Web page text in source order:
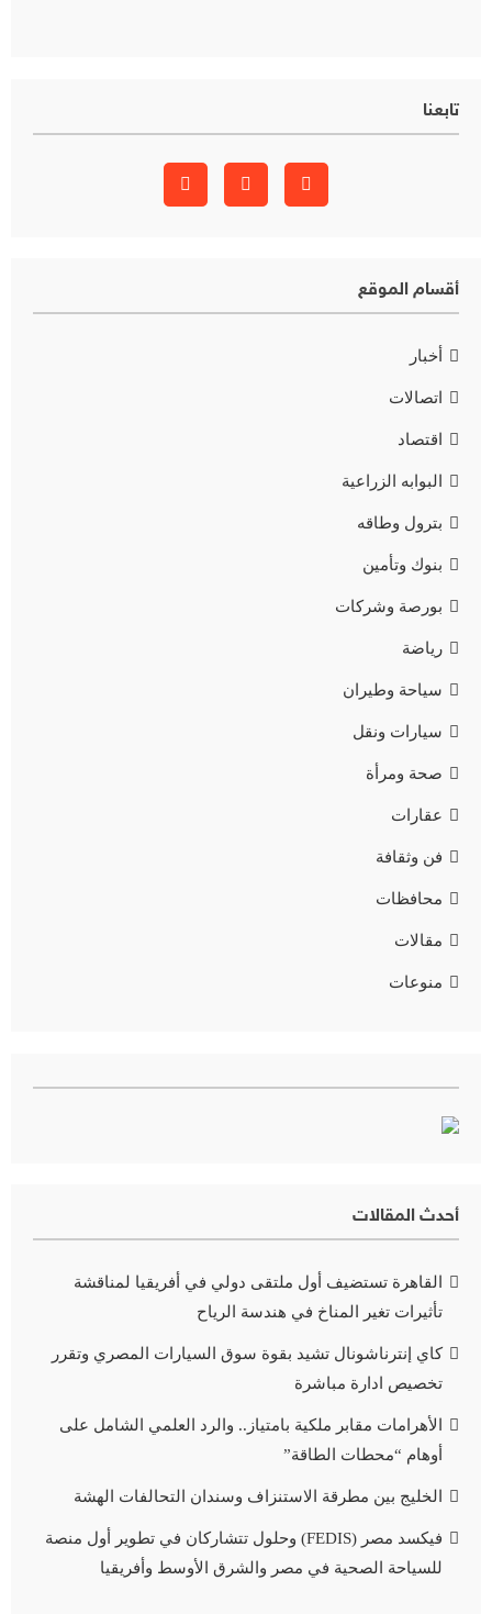
تابعنا
أقسام الموقع
أخبار
اتصالات
اقتصاد
البوابه الزراعية
بترول وطاقه
بنوك وتأمين
بورصة وشركات
رياضة
سياحة وطيران
سيارات ونقل
صحة ومرأة
عقارات
فن وثقافة
محافظات
مقالات
منوعات
أحدث المقالات
القاهرة تستضيف أول ملتقى دولي في أفريقيا لمناقشة
تأثيرات تغير المناخ في هندسة الرياح
كاي إنترناشونال تشيد بقوة سوق السيارات المصري وتقرر
تخصيص ادارة مباشرة
الأهرامات مقابر ملكية بامتياز.. والرد العلمي الشامل على
أوهام “محطات الطاقة”
الخليج بين مطرقة الاستنزاف وسندان التحالفات الهشة
فيكسد مصر (FEDIS) وحلول تتشاركان في تطوير أول منصة
للسياحة الصحية في مصر والشرق الأوسط وأفريقيا